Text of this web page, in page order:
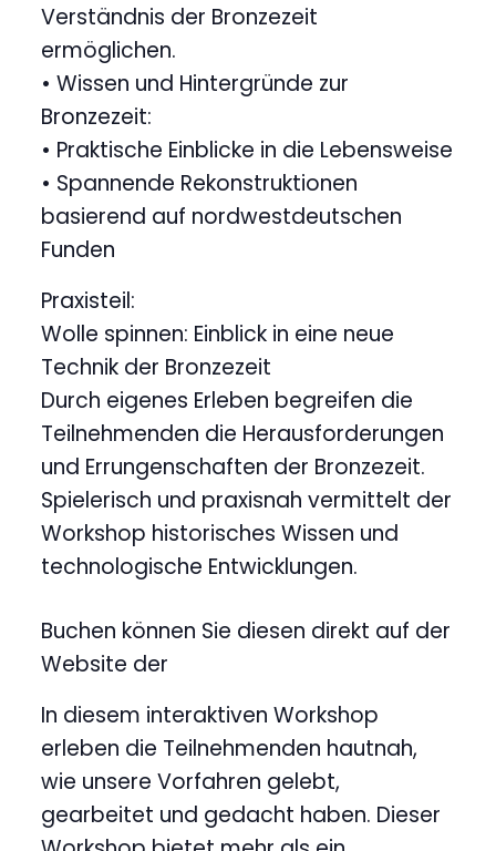
Verständnis der Bronzezeit
ermöglichen.
• Wissen und Hintergründe zur
Bronzezeit:
• Praktische Einblicke in die Lebensweise
• Spannende Rekonstruktionen
basierend auf nordwestdeutschen
Funden
Praxisteil:
Wolle spinnen: Einblick in eine neue
Technik der Bronzezeit
Durch eigenes Erleben begreifen die
Teilnehmenden die Herausforderungen
und Errungenschaften der Bronzezeit.
Spielerisch und praxisnah vermittelt der
Workshop historisches Wissen und
technologische Entwicklungen.
Buchen können Sie diesen direkt auf der
Website der
In diesem interaktiven Workshop
erleben die Teilnehmenden hautnah,
wie unsere Vorfahren gelebt,
gearbeitet und gedacht haben. Dieser